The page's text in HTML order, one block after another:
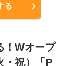
る
！Wオープ
・祝）「P